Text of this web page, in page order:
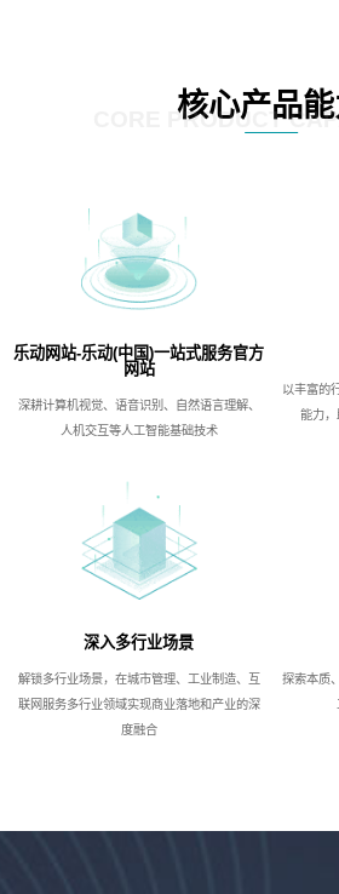
核心产品
CORE PRODUCT
乐动网站-乐动(中国)一站式服务官方
网站
深耕计算机视觉、语音识别、自然语言理解、
人机交互等人工智能基础技术
以丰富的
能力
深入多行业场景
解锁多行业场景，在城市管理、工业制造、互
联网服务多行业领域实现商业落地和产业的深
度融合
探索本质